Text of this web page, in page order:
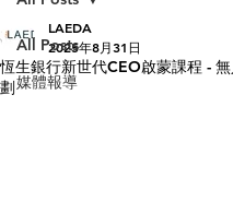
All Posts
媒體報導
恆生銀行新世代CEO啟蒙課程 -
劃
LAEDA
2025年8月31日